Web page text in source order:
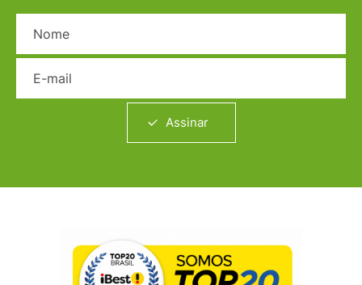
Assinar